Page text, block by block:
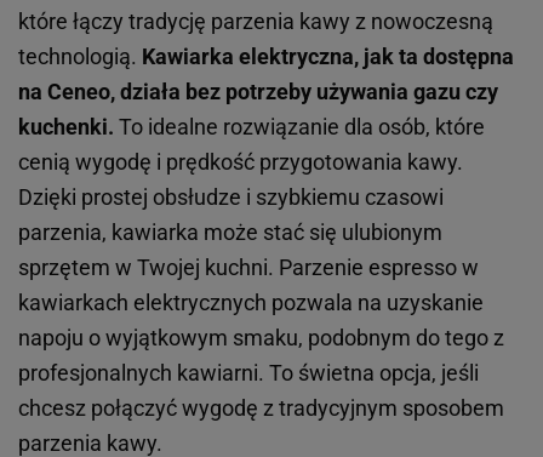
które łączy tradycję parzenia kawy z nowoczesną
technologią. Kawiarka elektryczna, jak ta dostępna
na Ceneo, działa bez potrzeby używania gazu czy
kuchenki. To idealne rozwiązanie dla osób, które
cenią wygodę i prędkość przygotowania kawy.
Dzięki prostej obsłudze i szybkiemu czasowi
parzenia, kawiarka może stać się ulubionym
sprzętem w Twojej kuchni. Parzenie espresso w
kawiarkach elektrycznych pozwala na uzyskanie
napoju o wyjątkowym smaku, podobnym do tego z
profesjonalnych kawiarni. To świetna opcja, jeśli
chcesz połączyć wygodę z tradycyjnym sposobem
parzenia kawy.